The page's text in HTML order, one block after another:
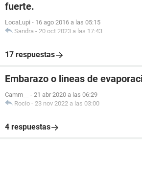
fuerte.
LocaLupi - 16 ago 2016 a las 05:15
Sandra - 20 oct 2023 a las 17:43
17 respuestas
Embarazo o lineas de
Camm__ - 21 abr 2020 a las 06:29
Rocio - 23 nov 2022 a las 03:00
4 respuestas